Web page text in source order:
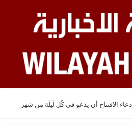
دعاء الافتتاح أن يدعو في كُل لَيلَة مِن شهر